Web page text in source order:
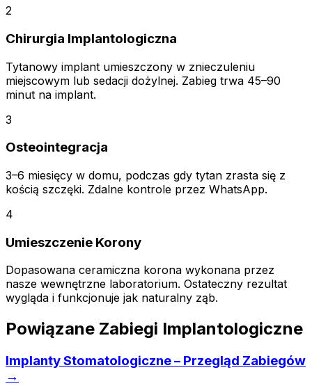
2
Chirurgia Implantologiczna
Tytanowy implant umieszczony w znieczuleniu
miejscowym lub sedacji dożylnej. Zabieg trwa 45–90
minut na implant.
3
Osteointegracja
3–6 miesięcy w domu, podczas gdy tytan zrasta się z
kością szczęki. Zdalne kontrole przez WhatsApp.
4
Umieszczenie Korony
Dopasowana ceramiczna korona wykonana przez
nasze wewnętrzne laboratorium. Ostateczny rezultat
wygląda i funkcjonuje jak naturalny ząb.
Powiązane Zabiegi Implantologiczne
Implanty Stomatologiczne – Przegląd Zabiegów
→